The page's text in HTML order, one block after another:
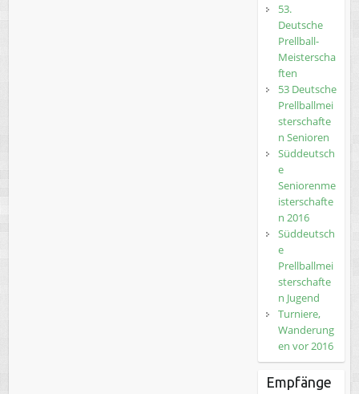
53.
Deutsche
Prellball-
Meisterscha
ften
53 Deutsche
Prellballmei
sterschafte
n Senioren
Süddeutsch
e
Seniorenme
isterschafte
n 2016
Süddeutsch
e
Prellballmei
sterschafte
n Jugend
Turniere,
Wanderung
en vor 2016
Empfänge